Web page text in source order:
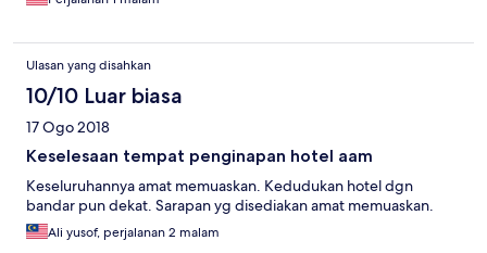
Ulasan yang disahkan
10/10 Luar biasa
17 Ogo 2018
Keselesaan tempat penginapan hotel aam
Keseluruhannya amat memuaskan. Kedudukan hotel dgn
bandar pun dekat. Sarapan yg disediakan amat memuaskan.
Ali yusof, perjalanan 2 malam